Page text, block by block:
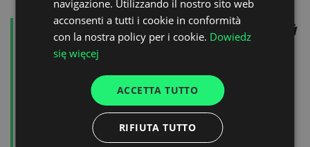
I risultati sono stati notevoli: "Già
un mese dopo il lancio, l’80%
delle nostre operazioni di carico
veniva gestito tramite Dock
Scheduler, riducendo
UKRAINIAN
SPANISH
navigazione. Utilizzando il nostro sito web
acconsenti a tutti i cookie in conformità
con la nostra policy per i cookie. Dowiedz
się więcej
ACCETTA TUTTO
RIFIUTA TUTTO